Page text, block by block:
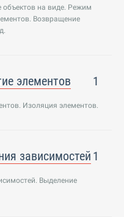
объектов на виде. Режим
Возвращение
элементов 1
Изоляция элементов.
зависимостей 1
Выделение